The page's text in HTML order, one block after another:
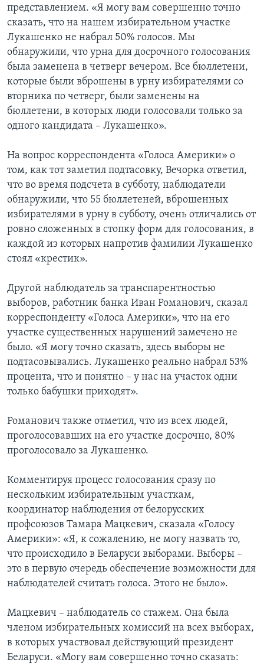
представлением. «Я могу вам совершенно точно
сказать, что на нашем избирательном участке
Лукашенко не набрал 50% голосов. Мы
обнаружили, что урна для досрочного голосования
была заменена в четверг вечером. Все бюллетени,
которые были вброшены в урну избирателями со
вторника по четверг, были заменены на
бюллетени, в которых люди голосовали только за
одного кандидата – Лукашенко».
На вопрос корреспондента «Голоса Америки» о
том, как тот заметил подтасовку, Вечорка ответил,
что во время подсчета в субботу, наблюдатели
обнаружили, что 55 бюллетеней, вброшенных
избирателями в урну в субботу, очень отличались от
ровно сложенных в стопку форм для голосования, в
каждой из которых напротив фамилии Лукашенко
стоял «крестик».
Другой наблюдатель за транспарентностью
выборов, работник банка Иван Романович, сказал
корреспонденту «Голоса Америки», что на его
участке существенных нарушений замечено не
было. «Я могу точно сказать, здесь выборы не
подтасовывались. Лукашенко реально набрал 53%
процента, что и понятно – у нас на участок одни
только бабушки приходят».
Романович также отметил, что из всех людей,
проголосовавших на его участке досрочно, 80%
проголосовало за Лукашенко.
Комментируя процесс голосования сразу по
нескольким избирательным участкам,
координатор наблюдения от белорусских
профсоюзов Тамара Мацкевич, сказала «Голосу
Америки»: «Я, к сожалению, не могу назвать то,
что происходило в Беларуси выборами. Выборы –
это в первую очередь обеспечение возможности для
наблюдателей считать голоса. Этого не было».
Мацкевич – наблюдатель со стажем. Она была
членом избирательных комиссий на всех выборах,
в которых участвовал действующий президент
Беларуси. «Могу вам совершенно точно сказать: